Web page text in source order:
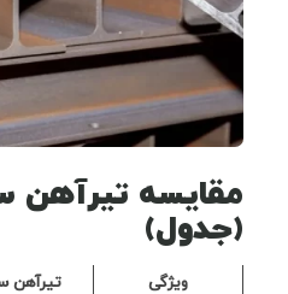
مقایسه
(جدول)
ویژگی تیرآهن